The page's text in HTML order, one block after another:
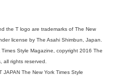
the T logo are trademarks of The New
license by The Asahi Shimbun, Japan.
Style Magazine, copyright 2016 The
all rights reserved.
The New York Times Style